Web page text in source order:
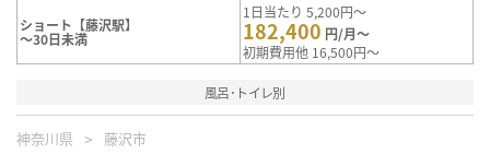
ショート【藤沢駅】
～30日未満
1日当たり 5,200円～
182,400 円/月～
初期費用他 16,500円～
風呂･トイレ別
神奈川県 藤沢市